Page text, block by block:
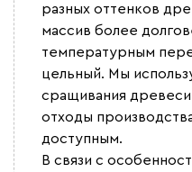
разных оттенков
массив более
температурным
цельный. Мы
сращивания
отходы
доступным.
В связи с